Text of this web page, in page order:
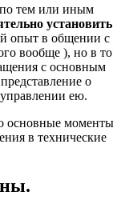
по тем или иным
установить
опыт в общении с
вообще ), но в то
с основным
о
ею.
основные моменты
в технические